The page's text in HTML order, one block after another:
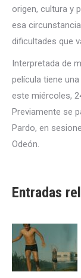
origen, cultura y
esa
dificultades que
Interpretada de
película tiene
este miércoles,
Previamente se
Pardo, en
Odeón.
Entradas